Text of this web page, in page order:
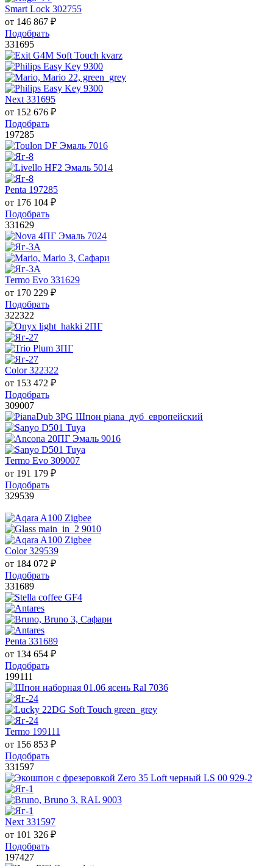
Smart Lock 302755
от 146 867 ₽
Подобрать
331695
Next 331695
от 152 676 ₽
Подобрать
197285
Penta 197285
от 176 104 ₽
Подобрать
331629
Termo Evo 331629
от 170 229 ₽
Подобрать
322322
Color 322322
от 153 472 ₽
Подобрать
309007
Termo Evo 309007
от 191 179 ₽
Подобрать
329539
Color 329539
от 184 072 ₽
Подобрать
331689
Penta 331689
от 134 654 ₽
Подобрать
199111
Termo 199111
от 156 853 ₽
Подобрать
331597
Next 331597
от 101 326 ₽
Подобрать
197427